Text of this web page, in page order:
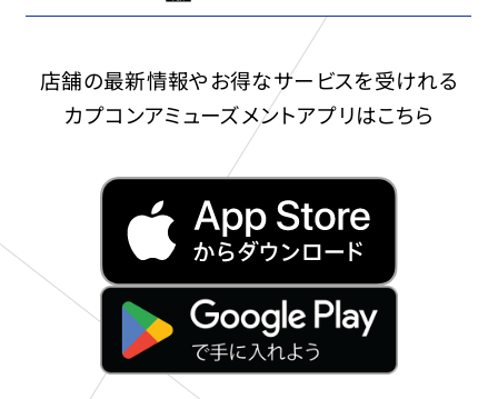
店舗の最新情報やお得なサービスを受けれる
カプコンアミューズメントアプリはこちら